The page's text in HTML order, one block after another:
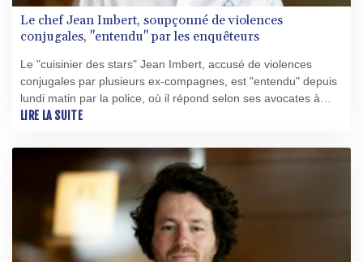
Le chef Jean Imbert, soupçonné de violences
conjugales, "entendu" par les enquêteurs
Le "cuisinier des stars" Jean Imbert, accusé de violences
conjugales par plusieurs ex-compagnes, est "entendu" depuis
lundi matin par la police, où il répond selon ses avocates à
"toutes les questions des enquêteurs".
LIRE LA SUITE